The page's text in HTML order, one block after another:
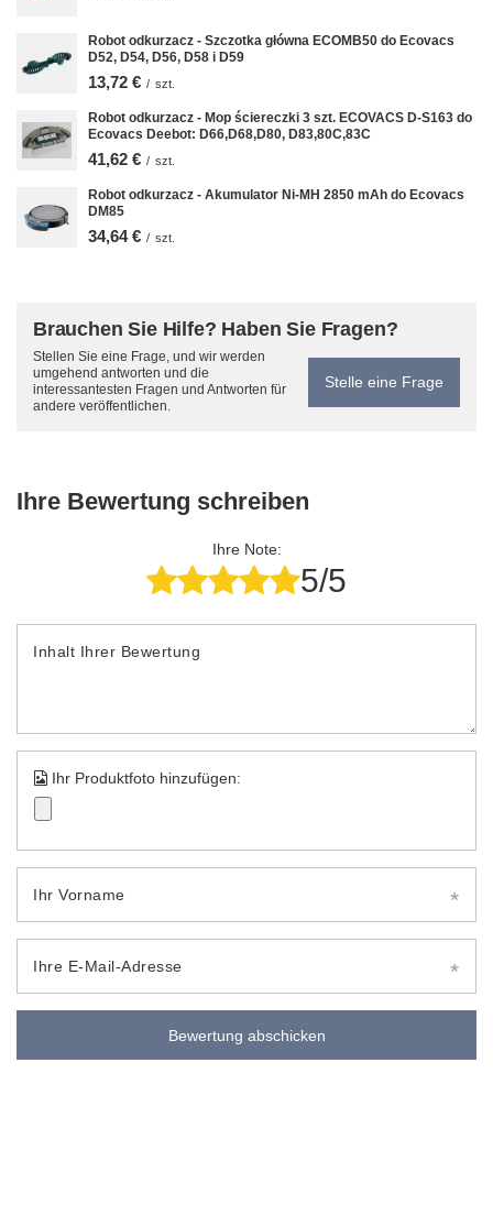
Robot odkurzacz - Szczotka główna ECOMB50 do Ecovacs
D52, D54, D56, D58 i D59
13,72 € / szt.
Robot odkurzacz - Mop ściereczki 3 szt. ECOVACS D-S163 do
Ecovacs Deebot: D66,D68,D80, D83,80C,83C
41,62 € / szt.
Robot odkurzacz - Akumulator Ni-MH 2850 mAh do Ecovacs
DM85
34,64 € / szt.
Brauchen Sie Hilfe? Haben Sie Fragen?
Stellen Sie eine Frage, und wir werden
umgehend antworten und die
interessantesten Fragen und Antworten für
andere veröffentlichen.
Stelle eine Frage
Ihre Bewertung schreiben
Ihre Note:
5/5
Inhalt Ihrer Bewertung
Ihr Produktfoto hinzufügen:
Ihr Vorname
Ihre E-Mail-Adresse
Bewertung abschicken